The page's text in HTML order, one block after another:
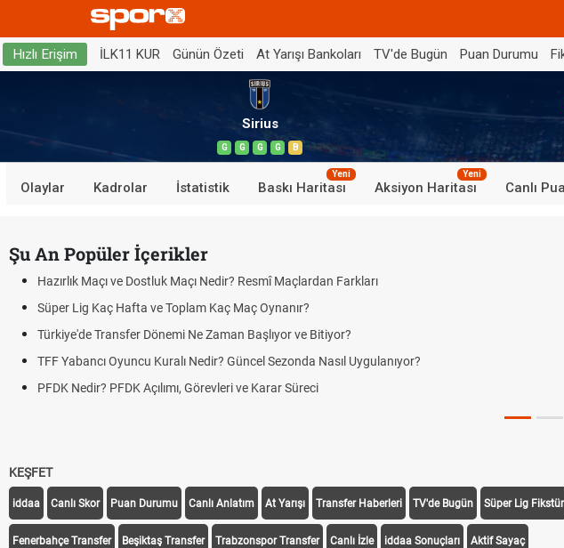
Hızlı Erişim İLK11 KUR Günün Özeti At Yarışı Bankoları TV'de Bugün Puan Durumu
Sirius
G G G G B
Olaylar Kadrolar İstatistik Baskı Haritası
Yeni
Aksiyon Haritası
Yeni
Canlı
Şu An Popüler İçerikler
Hazırlık Maçı ve Dostluk Maçı Nedir? Resmî Maçlardan Farkları
Süper Lig Kaç Hafta ve Toplam Kaç Maç Oynanır?
Türkiye'de Transfer Dönemi Ne Zaman Başlıyor ve Bitiyor?
TFF Yabancı Oyuncu Kuralı Nedir? Güncel Sezonda Nasıl Uygulanıyor?
PFDK Nedir? PFDK Açılımı, Görevleri ve Karar Süreci
KEŞFET
iddaa Canlı Skor Puan Durumu Canlı Anlatım At Yarışı Transfer Haberleri TV'de Bugün Süper Lig Fikstür
Fenerbahçe Transfer Beşiktaş Transfer Trabzonspor Transfer Canlı İzle iddaa Sonuçları Aktif Sayaç